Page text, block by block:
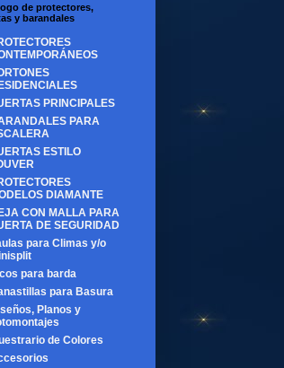
de protectores,
y barandales
PRINCIPALES
PARA
ESTILO
DIAMANTE
CON MALLA PARA
DE SEGURIDAD
para Climas y/o
para barda
para Basura
Planos y
de Colores